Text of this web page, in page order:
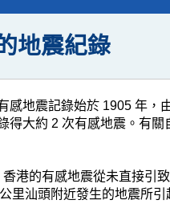
地震紀錄
感地震記錄始於 1905 年，
得大約 2 次有感地震。有
港的有感地震從未直接引
里汕頭附近發生的地震所